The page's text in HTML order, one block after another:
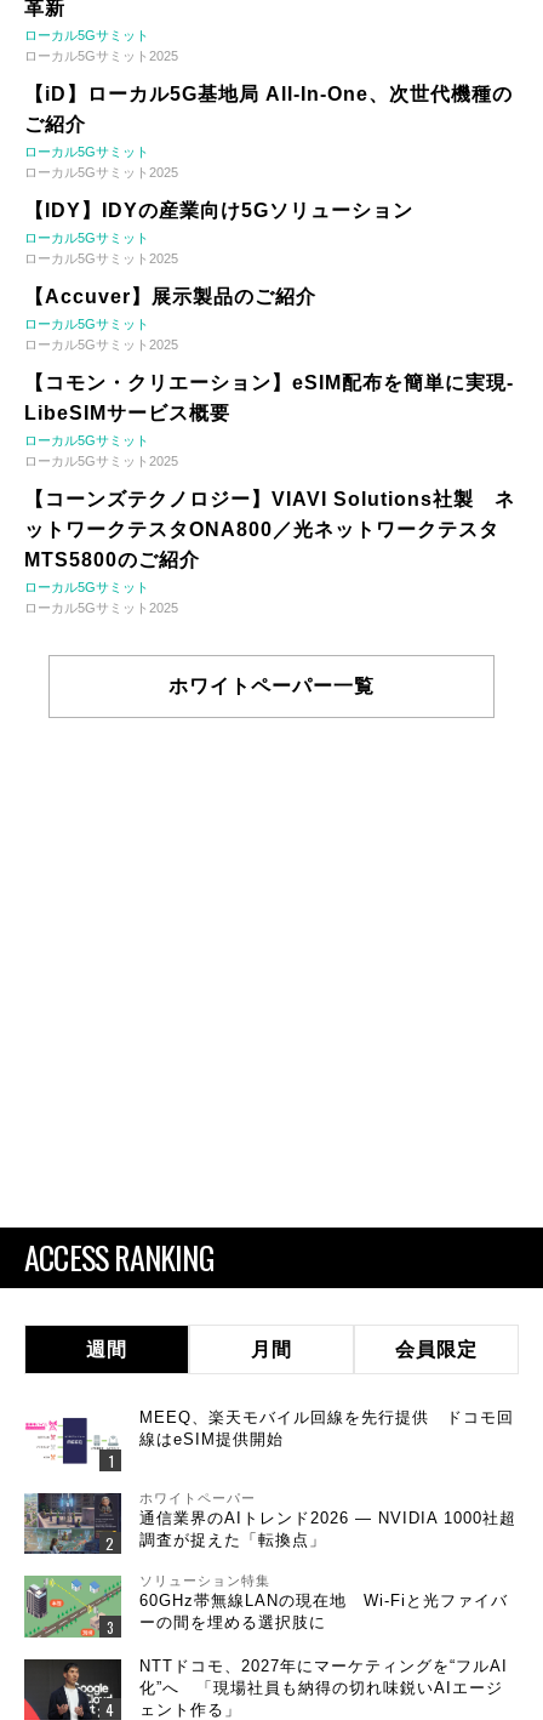
革新
ローカル5Gサミット
ローカル5Gサミット2025
【iD】ローカル5G基地局 All-In-One、次世代機種の
ご紹介
ローカル5Gサミット
ローカル5Gサミット2025
【IDY】IDYの産業向け5Gソリューション
ローカル5Gサミット
ローカル5Gサミット2025
【Accuver】展示製品のご紹介
ローカル5Gサミット
ローカル5Gサミット2025
【コモン・クリエーション】eSIM配布を簡単に実現-
LibeSIMサービス概要
ローカル5Gサミット
ローカル5Gサミット2025
【コーンズテクノロジー】VIAVI Solutions社製 ネ
ットワークテスタONA800／光ネットワークテスタ
MTS5800のご紹介
ローカル5Gサミット
ローカル5Gサミット2025
ホワイトペーパー一覧
ACCESS RANKING
週間 月間 会員限定
MEEQ、楽天モバイル回線を先行提供 ドコモ回
線はeSIM提供開始
ホワイトペーパー
通信業界のAIトレンド2026 ― NVIDIA 1000社超
調査が捉えた「転換点」
ソリューション特集
60GHz帯無線LANの現在地 Wi-Fiと光ファイバ
ーの間を埋める選択肢に
NTTドコモ、2027年にマーケティングを“フルAI
化”へ 「現場社員も納得の切れ味鋭いAIエージ
ェント作る」